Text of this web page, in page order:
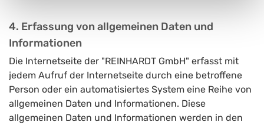
4. Erfassung von allgemeinen Daten und
Informationen
Die Internetseite der "REINHARDT GmbH" erfasst mit
jedem Aufruf der Internetseite durch eine betroffene
Person oder ein automatisiertes System eine Reihe von
allgemeinen Daten und Informationen. Diese
allgemeinen Daten und Informationen werden in den